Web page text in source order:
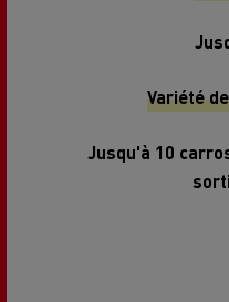
Variété
Jusqu'à 10